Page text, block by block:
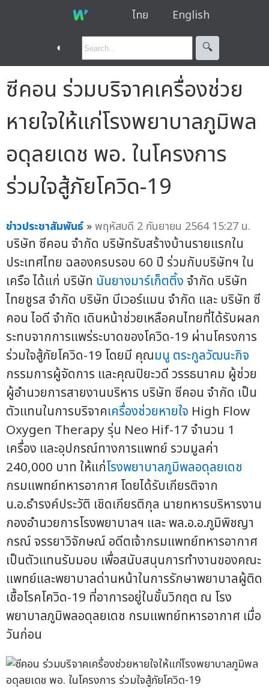
ไทย English
◐ 🔍︎
ซีคอน ร่วมบริจาคเครื่องช่วย
หายใจให้แก่โรงพยาบาลภูมิพล
อดุลยเดช พอ. ในโครงการ
ร่วมใจสู้ภัยโควิด-19
ข่าวประชาสัมพันธ์ »พฤหัสบดี 2 กันยายน 2564 15:27 น.
บริษัท ซีคอน จำกัด บริษัทรับสร้างบ้านรายแรกใน
ประเทศไทย ฉลองครบรอบ 60 ปี ร่วมกับบริษัทฯ ใน
เครือ ได้แก่ บริษัท นันยางมาร์เก็ตติ้งจำกัด บริษัท
ไทยชูรส จำกัด บริษัท บีเวอร์แมน จำกัด และ บริษัท ซี
คอน ไอดี จำกัด เดินหน้าช่วยเหลือคนไทยที่ได้รับผลก
ระทบจากการแพร่ระบาดของโควิด-19 ผ่านโครงการ
ร่วมใจสู้ภัยโควิด-19 โดยมี คุณมนู ตระกูลวัฒนะกิจ
กรรมการผู้จัดการ และคุณปิยะวดี วรรธนาคม ผู้ช่วย
ผู้อำนวยการสายงานบริหาร บริษัท ซีคอน จำกัด เป็น
ตัวแทนในการบริจาคเครื่องช่วยหายใจ High Flow
Oxygen Therapy รุ่น Neo Hif-17 จำนวน 1
เครื่อง และอุปกรณ์ทางการแพทย์ รวมมูลค่า
240,000 บาท ให้แก่โรงพยาบาลภูมิพลอดุลยเดช
กรมแพทย์ทหารอากาศ โดยได้รับเกียรติจาก
น.อ.ธำรงค์ประวัติ เชิดเกียรติกุล นายทหารบริหารงาน
กองอำนวยการโรงพยาบาลฯ และ พล.อ.อ.ภูมิพิชญา
กรณ์ จรรยาวิจักษณ์ อดีตเจ้ากรมแพทย์ทหารอากาศ
เป็นตัวแทนรับมอบ เพื่อสนับสนุนการทำงานของคณะ
แพทย์และพยาบาลด่านหน้าในการรักษาพยาบาลผู้ติด
เชื้อโรคโควิด-19 ที่อาการอยู่ในขั้นวิกฤต ณ โรง
พยาบาลภูมิพลอดุลยเดช กรมแพทย์ทหารอากาศ เมื่อ
วันก่อน